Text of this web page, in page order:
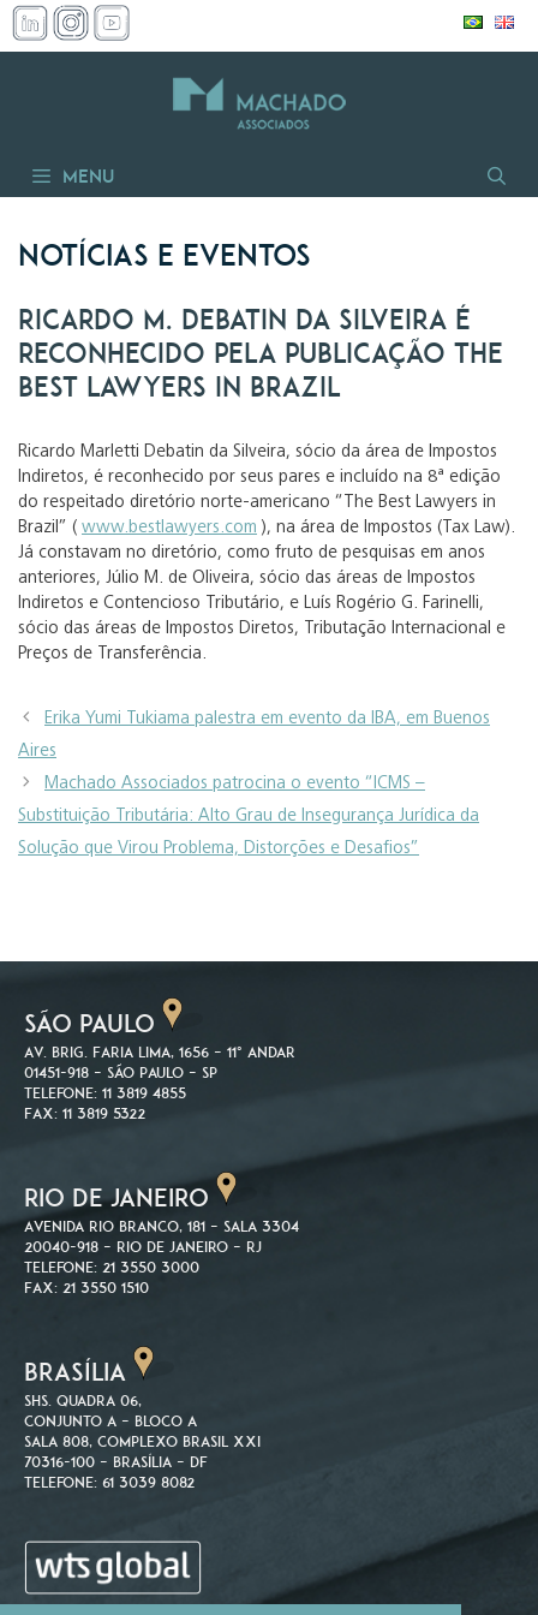
Pular
para
Menu
Notícias e Eventos
Ricardo M. Debatin da Silveira é
reconhecido pela publicação The
Best Lawyers in Brazil
Ricardo Marletti Debatin da Silveira, sócio da área de Impostos
Indiretos, é reconhecido por seus pares e incluído na 8ª edição
do respeitado diretório norte-americano “The Best Lawyers in
Brazil” ( www.bestlawyers.com ), na área de Impostos (Tax Law).
Já constavam no diretório, como fruto de pesquisas em anos
anteriores, Júlio M. de Oliveira, sócio das áreas de Impostos
Indiretos e Contencioso Tributário, e Luís Rogério G. Farinelli,
sócio das áreas de Impostos Diretos, Tributação Internacional e
Preços de Transferência.
Erika Yumi Tukiama palestra em evento da IBA, em Buenos
Aires
Machado Associados patrocina o evento “ICMS –
Substituição Tributária: Alto Grau de Insegurança Jurídica da
Solução que Virou Problema, Distorções e Desafios”
SÃO PAULO
Av. Brig. Faria Lima, 1656 – 11º andar
01451-918 – São Paulo – SP
Telefone: 11 3819 4855
Fax: 11 3819 5322
RIO DE JANEIRO
Avenida Rio Branco, 181 – Sala 3304
20040-918 – Rio de Janeiro – RJ
Telefone: 21 3550 3000
Fax: 21 3550 1510
BRASÍLIA
SHS. Quadra 06,
Conjunto A – Bloco A
Sala 808, Complexo Brasil XXI
70316-100 – Brasília – DF
Telefone: 61 3039 8082